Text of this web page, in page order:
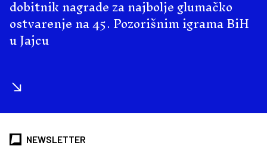
dobitnik nagrade za najbolje glumačko
ostvarenje na 45. Pozorišnim igrama BiH
u Jajcu
NEWSLETTER